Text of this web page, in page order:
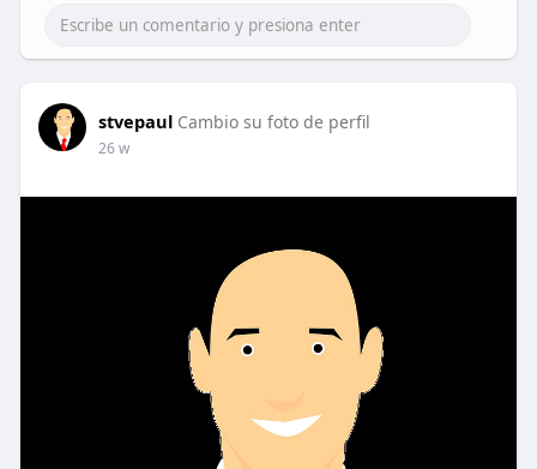
stvepaul Cambio su foto de perfil
26 w